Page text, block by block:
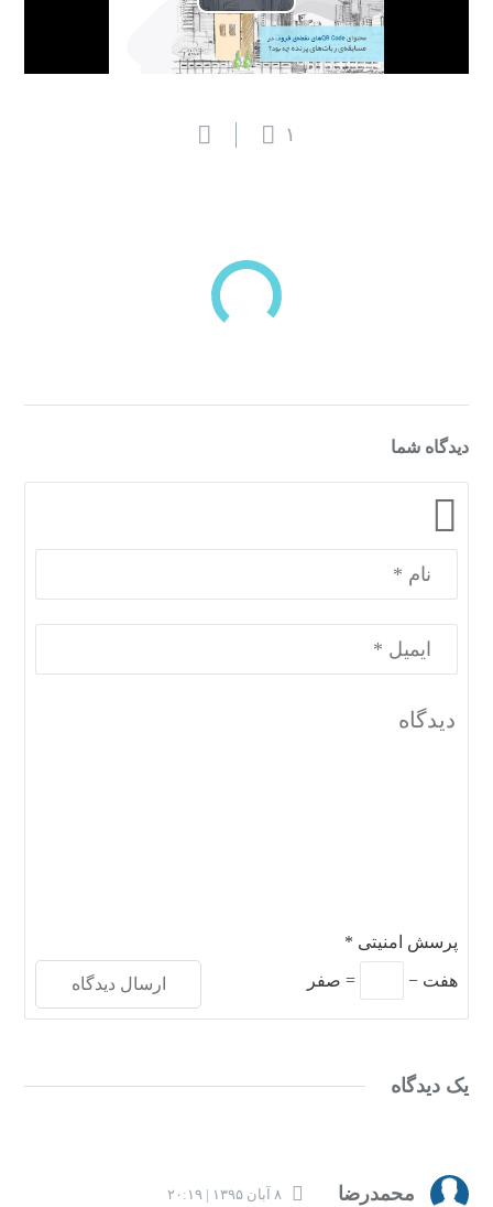
پخش
ویدیو
۱
دسته‌بندی‌های منتخب برای شما
دیدگاه شما
پرسش امنیتی *
هفت −
= صفر
یک دیدگاه
محمدرضا ۸ آبان ۱۳۹۵ | ۲۰:۱۹